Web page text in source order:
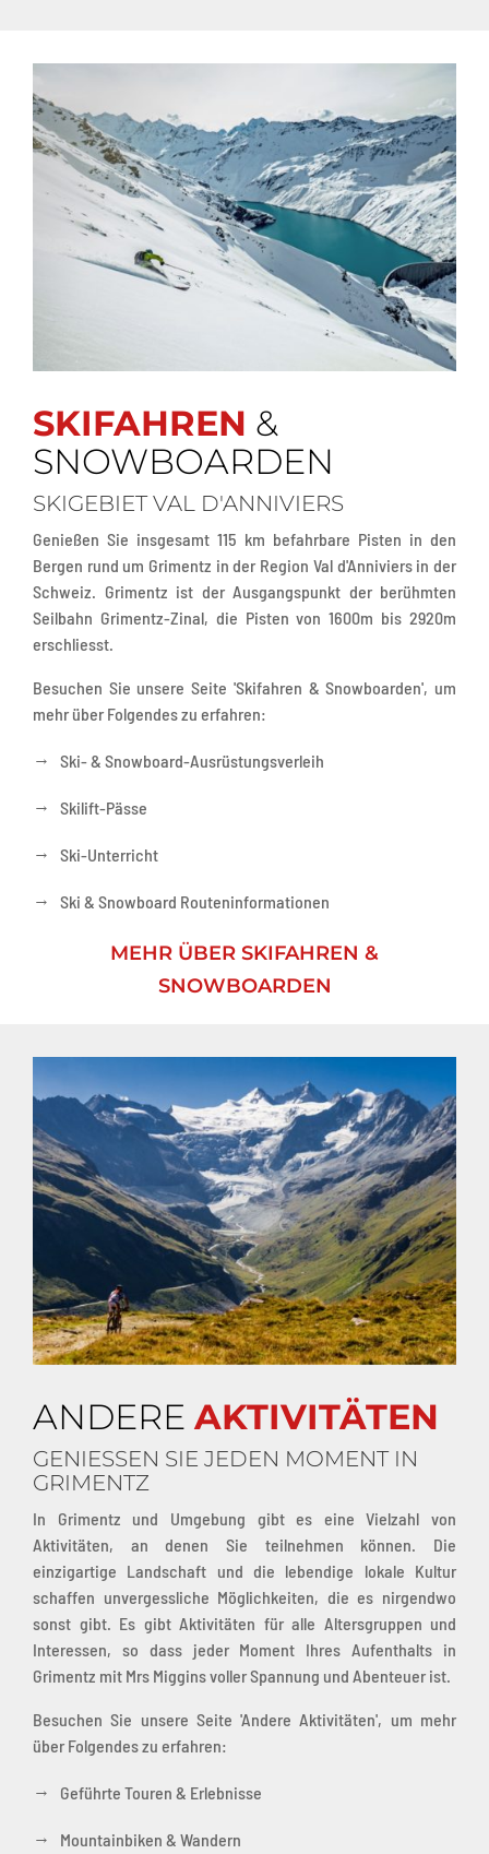
SKIFAHREN &
SNOWBOARDEN
SKIGEBIET VAL D'ANNIVIERS
Genießen Sie insgesamt 115 km befahrbare Pisten in den
Bergen rund um Grimentz in der Region Val d'Anniviers in der
Schweiz. Grimentz ist der Ausgangspunkt der berühmten
Seilbahn Grimentz-Zinal, die Pisten von 1600m bis 2920m
erschliesst.
Besuchen Sie unsere Seite 'Skifahren & Snowboarden', um
mehr über Folgendes zu erfahren:
→ Ski- & Snowboard-Ausrüstungsverleih
→ Skilift-Pässe
→ Ski-Unterricht
→ Ski & Snowboard Routeninformationen
MEHR ÜBER SKIFAHREN &
SNOWBOARDEN
ANDERE AKTIVITÄTEN
GENIESSEN SIE JEDEN MOMENT IN G
RIMENTZ
In Grimentz und Umgebung gibt es eine Vielzahl von
Aktivitäten, an denen Sie teilnehmen können. Die
einzigartige Landschaft und die lebendige lokale Kultur
schaffen unvergessliche Möglichkeiten, die es nirgendwo
sonst gibt. Es gibt Aktivitäten für alle Altersgruppen und
Interessen, so dass jeder Moment Ihres Aufenthalts in
Grimentz mit Mrs Miggins voller Spannung und Abenteuer ist.
Besuchen Sie unsere Seite 'Andere Aktivitäten', um mehr
über Folgendes zu erfahren:
→ Geführte Touren & Erlebnisse
→ Mountainbiken & Wandern